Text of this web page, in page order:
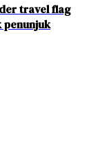
travel flag